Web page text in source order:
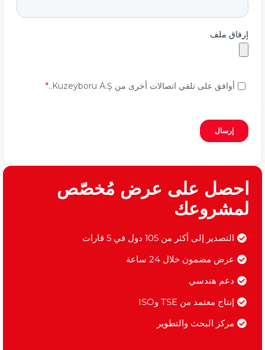
احصل على عرض مُخصّص
لمشروعك
التصدير إلى أكثر من 105 دول في 5 قارات
عرض مضمون خلال 24 ساعة
دعم هندسي
إنتاج معتمد من TSE وISO
مركز البحث والتطوير